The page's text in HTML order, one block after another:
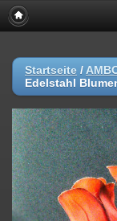
Startseite /
Edelstahl